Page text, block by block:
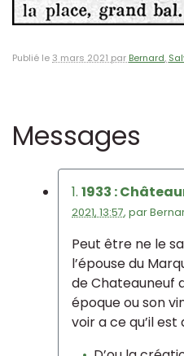
Publié le 3 mars 2021 par Bernard,
Messages
1. 1933 :
2021, 13:57, par
Peut être ne le
l’épouse du
de Chateauneuf
époque ou son
voir a ce qu’il est